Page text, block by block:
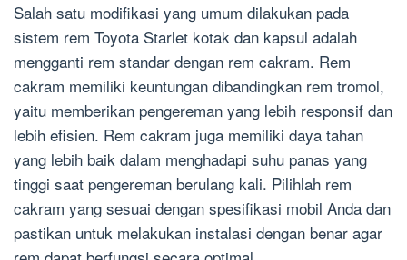
Salah satu modifikasi yang umum dilakukan pada
sistem rem Toyota Starlet kotak dan kapsul adalah
mengganti rem standar dengan rem cakram. Rem
cakram memiliki keuntungan dibandingkan rem tromol,
yaitu memberikan pengereman yang lebih responsif dan
lebih efisien. Rem cakram juga memiliki daya tahan
yang lebih baik dalam menghadapi suhu panas yang
tinggi saat pengereman berulang kali. Pilihlah rem
cakram yang sesuai dengan spesifikasi mobil Anda dan
pastikan untuk melakukan instalasi dengan benar agar